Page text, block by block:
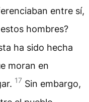
entre sí,
hombres?
ha sido hecha
moran en
17 Sin embargo,